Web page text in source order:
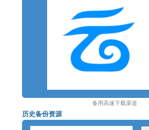
你的指挥官你做主
按照你的游玩风格，通过习得能力
你的角色。殖民地会对你的每个决
备用高速下载渠道
历史备份资源